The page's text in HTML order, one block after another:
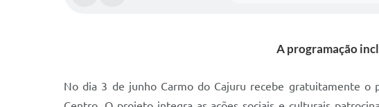
A programação
No dia 3 de junho Carmo do Cajuru recebe gratuitamente o